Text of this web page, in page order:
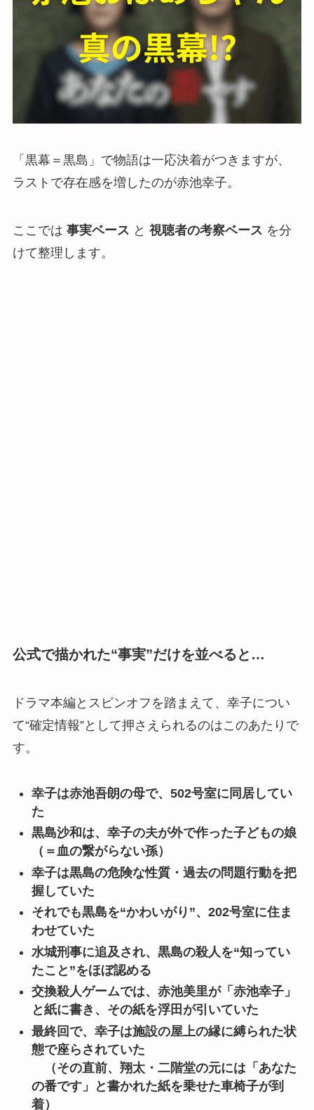
「黒幕＝黒島」で物語は一応決着がつきますが、
ラストで存在感を増したのが赤池幸子。
ここでは 事実ベース と 視聴者の考察ベース を分
けて整理します。
公式で描かれた“事実”だけを並べると…
ドラマ本編とスピンオフを踏まえて、幸子につい
て“確定情報”として押さえられるのはこのあたりで
す。
幸子は赤池吾朗の母で、502号室に同居してい
た
黒島沙和は、幸子の夫が外で作った子どもの娘
（＝血の繋がらない孫）
幸子は黒島の危険な性質・過去の問題行動を把
握していた
それでも黒島を“かわいがり”、202号室に住ま
わせていた
水城刑事に追及され、黒島の殺人を“知ってい
たこと”をほぼ認める
交換殺人ゲームでは、赤池美里が「赤池幸子」
と紙に書き、その紙を浮田が引いていた
最終回で、幸子は施設の屋上の縁に縛られた状
態で座らされていた
（その直前、翔太・二階堂の元には「あなた
の番です」と書かれた紙を乗せた車椅子が到
着）